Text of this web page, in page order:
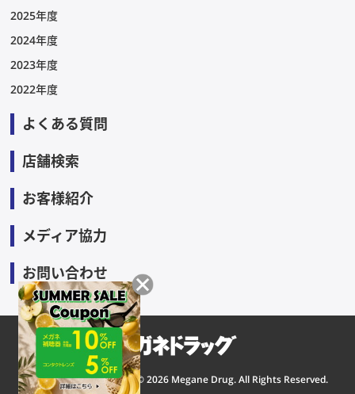
2025年度
2024年度
2023年度
2022年度
よくある質問
店舗検索
お客様紹介
メディア協力
お問い合わせ
Copyright © 2026 Megane Drug. All Rights Reserved.